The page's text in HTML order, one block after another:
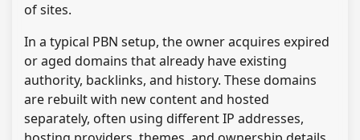
of sites.
In a typical PBN setup, the owner acquires expired
or aged domains that already have existing
authority, backlinks, and history. These domains
are rebuilt with new content and hosted
separately, often using different IP addresses,